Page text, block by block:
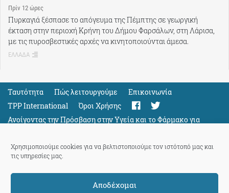
Χρησιμοποιούμε cookies για να βελτιστοποιούμε τον ιστότοπό μας και
τις υπηρεσίες μας.
Αποδέχομαι
Πρίν 12 ώρες
Πυρκαγιά ξέσπασε το απόγευμα της Πέμπτης σε γεωργική
έκταση στην περιοχή Κρήνη του Δήμου Φαρσάλων, στη Λάρισα,
με τις πυροσβεστικές αρχές να κινητοποιούνται άμεσα.
ΕΛΛΑΔΑ
Ταυτότητα Πώς λειτουργούμε
Eπικοινωνία
TPP International
Όροι Χρήσης
Ανοίγοντας την Πρόσβαση στην Υγεία και το Φάρμακο για
Όλους
Support